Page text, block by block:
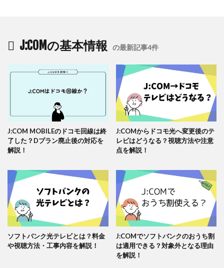
J:COMの基本情報 の最新記事4件
J:COM MOBILEのドコモ回線は終
了した？Dプラン廃止後の対応を
解説！
J:COMからドコモ光へ変更後のテ
レビはどうなる？視聴方法や注意
点を解説！
ソフトバンク光テレビとは？料金
や視聴方法・工事内容を解説！
J:COMでソフトバンクのおうち割
は適用できる？対象外となる理由
を解説！